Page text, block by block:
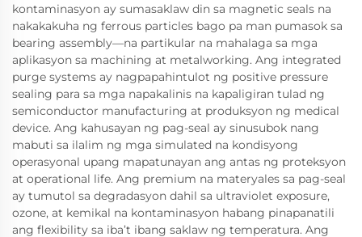
kontaminasyon ay sumasaklaw din sa magnetic seals na
nakakakuha ng ferrous particles bago pa man pumasok sa
bearing assembly—na partikular na mahalaga sa mga
aplikasyon sa machining at metalworking. Ang integrated
purge systems ay nagpapahintulot ng positive pressure
sealing para sa mga napakalinis na kapaligiran tulad ng
semiconductor manufacturing at produksyon ng medical
device. Ang kahusayan ng pag-seal ay sinusubok nang
mabuti sa ilalim ng mga simulated na kondisyong
operasyonal upang mapatunayan ang antas ng proteksyon
at operational life. Ang premium na materyales sa pag-seal
ay tumutol sa degradasyon dahil sa ultraviolet exposure,
ozone, at kemikal na kontaminasyon habang pinapanatili
ang flexibility sa iba’t ibang saklaw ng temperatura. Ang